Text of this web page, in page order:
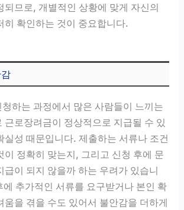
되므로, 개별적인 상황에 맞게 자신의
히 확인하는 것이 중요합니다.
하는 과정에서 많은 사람들이 느끼는
근로장려금이 정상적으로 지급될 수 있
실성 때문입니다. 제출하는 서류나 조건
이 정확히 맞는지, 그리고 신청 후에 문
급이 되지 않을까 하는 우려가 있습니
에 추가적인 서류를 요구받거나 본인 확
움을 겪을 수도 있어서 불안감을 더하게